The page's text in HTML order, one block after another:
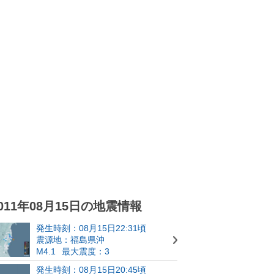
年08月15日の地震情報
発生時刻：08月15日22:31頃
震源地：福島県沖
M4.1
最大震度：3
発生時刻：08月15日20:45頃